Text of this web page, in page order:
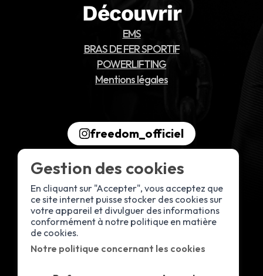
Découvrir
EMS
BRAS DE FER SPORTIF
POWERLIFTING
Mentions légales
freedom_officiel
Gestion des cookies
En cliquant sur "Accepter", vous acceptez que
ce site internet puisse stocker des cookies sur
votre appareil et divulguer des informations
conformément à notre politique en matière
de cookies.
Notre politique concernant les cookies